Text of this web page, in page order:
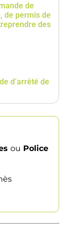
de
de permis de
des
d’arrêté de
ou Police